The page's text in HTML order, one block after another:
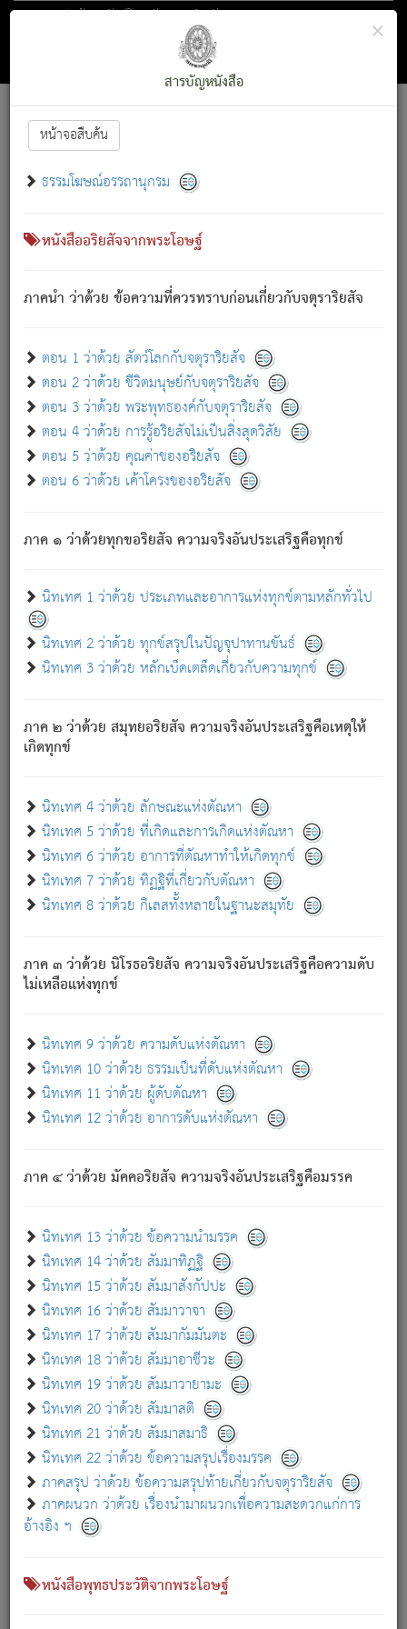
ตอน 1 ว่าด้วย สัตว์โลกกับจตุราริยสัจ
สารบัญ×
สารบัญหนังสือ
หน้าจอสืบค้น
ธรรมโฆษณ์อรรถานุกรม
หนังสืออริยสัจจากพระโอษฐ์
ภาคนำ ว่าด้วย ข้อความที่ควรทราบก่อนเกี่ยวกับจตุราริยสัจ
ตอน 1 ว่าด้วย สัตว์โลกกับจตุราริยสัจ
ตอน 2 ว่าด้วย ชีวิตมนุษย์กับจตุราริยสัจ
ตอน 3 ว่าด้วย พระพุทธองค์กับจตุราริยสัจ
ตอน 4 ว่าด้วย การรู้อริยสัจไม่เป็นสิ่งสุดวิสัย
ตอน 5 ว่าด้วย คุณค่าของอริยสัจ
ตอน 6 ว่าด้วย เค้าโครงของอริยสัจ
ภาค ๑ ว่าด้วยทุกขอริยสัจ ความจริงอันประเสริฐคือทุกข์
นิทเทศ 1 ว่าด้วย ประเภทและอาการแห่งทุกข์ตามหลักทั่วไป
นิทเทศ 2 ว่าด้วย ทุกข์สรุปในปัญจุปาทานขันธ์
นิทเทศ 3 ว่าด้วย หลักเบ็ดเตล็ดเกี่ยวกับความทุกข์
ภาค ๒ ว่าด้วย สมุทยอริยสัจ ความจริงอันประเสริฐคือเหตุให้
เกิดทุกข์
นิทเทศ 4 ว่าด้วย ลักษณะแห่งตัณหา
นิทเทศ 5 ว่าด้วย ที่เกิดและการเกิดแห่งตัณหา
นิทเทศ 6 ว่าด้วย อาการที่ตัณหาทำให้เกิดทุกข์
นิทเทศ 7 ว่าด้วย ทิฏฐิที่เกี่ยวกับตัณหา
นิทเทศ 8 ว่าด้วย กิเลสทั้งหลายในฐานะสมุทัย
ภาค ๓ ว่าด้วย นิโรธอริยสัจ ความจริงอันประเสริฐคือความดับ
ไม่เหลือแห่งทุกข์
นิทเทศ 9 ว่าด้วย ความดับแห่งตัณหา
นิทเทศ 10 ว่าด้วย ธรรมเป็นที่ดับแห่งตัณหา
นิทเทศ 11 ว่าด้วย ผู้ดับตัณหา
นิทเทศ 12 ว่าด้วย อาการดับแห่งตัณหา
ภาค ๔ ว่าด้วย มัคคอริยสัจ ความจริงอันประเสริฐคือมรรค
นิทเทศ 13 ว่าด้วย ข้อความนำมรรค
นิทเทศ 14 ว่าด้วย สัมมาทิฏฐิ
นิทเทศ 15 ว่าด้วย สัมมาสังกัปปะ
นิทเทศ 16 ว่าด้วย สัมมาวาจา
นิทเทศ 17 ว่าด้วย สัมมากัมมันตะ
นิทเทศ 18 ว่าด้วย สัมมาอาชีวะ
นิทเทศ 19 ว่าด้วย สัมมาวายามะ
นิทเทศ 20 ว่าด้วย สัมมาสติ
นิทเทศ 21 ว่าด้วย สัมมาสมาธิ
นิทเทศ 22 ว่าด้วย ข้อความสรุปเรื่องมรรค
ภาคสรุป ว่าด้วย ข้อความสรุปท้ายเกี่ยวกับจตุราริยสัจ
ภาคผนวก ว่าด้วย เรื่องนำมาผนวกเพื่อความสะดวกแก่การ
อ้างอิง ฯ
หนังสือพุทธประวัติจากพระโอษฐ์
Font :15 ]||
สัตว์โลกนี้ เกิดความเดือดร้อนแล้ว มีผัสสะบังหน้า
เขาสำคัญสิ่งใด โดยความเป็นประการใด แต่สิ่งนั้นย่อมเป็น
(ตามที่เป็นจริง) โดยประการอื่นจากที่เขาสำคัญนั้น
สัตว์โลกติดข้องอยู่ในภพ ถูกภพบังหน้าแล้ว มีภพโดยความ
เป็นอย่างอื่น (จากที่มันเป็นอยู่จริง) จึงได้เพลิดเพลินยิ่งนักในภพ
เขาเพลิดเพลินยิ่งนักในสิ่งใด สิ่งนั้นเป็นภัย (ที่เขาไม่รู้จัก)
เขากลัวต่อสิ่งใดสิ่งนั้นเป็นทุกข์
พรหมจรรย์นี้ อันบุคคลย่อมประพฤติ ก็เพื่อการละขาดซึ่ง
ภพ.
สมณะหรือพราหมณ์เหล่าใด กล่าวความหลุดพ้นจากภพว่า
มีได้เพราะภพ เรากล่าวว่า สมณะหรือพราหมณ์ทั้งปวงนั้น
มิใช่ผู้หลดพ้นจากภพ.
ภพ ว่ามีได้เพราะวิภพ[2]: เรากล่าวว่า สมณะหรือพราหมณ์ทั้ง
ปวงนั้น ก็ยังสลัดภพออกไปไม่ได้.
ก็ทุกข์นี้มีขึ้น เพราะอาศัยซึ่งอุปธิทั้งปวง.
เพราะความสิ้นไปแห่งอุปาทานทั้งปวง ความเกิดขึ้นแห่ง
ทุกข์จึงไม่มี.
ท่านจงดูโลกนี้เถิด (จะเห็นว่า) สัตว์ทั้งหลายอันอวิชาหนา
แน่นบังหนาแล้ว; และว่า สัตว์ผู้ยินดีในภพอันเป็นแล้วนั้น ย่อม
อันเป็นไปในที่หรือเวลาทั้งปวง[3]เพื่อความมีแห่งประโยชน์โดย
ประการทั้งปวง; ภพทั้งหลายทั้งหมดนั้น ไม่เที่ยง เป็นทุกข์ มี
ความแปรปรวนเป็นธรรมดา.
อย่างนี้อยู่; เขาย่อมละภวตัณหาได้ และไม่เพลิดเพลินวิภวตัณหา
ด้วย.
ความดับเพราะความสำรอกไม่เหลือ (แห่งภพทั้งหลาย)
เพราะความสิ้นไปแห่งตัณหาโดยประการทั้งปวง นั้นคือ
นิพพาน.
ภพใหม่ย่อมไม่มีแก่ภิกษุนั้น ผู้ดับเย็นสนิทแล้ว เพราะไม่มี
ภิกษุนั้น เป็นผู้ครอบงำมารได้แล้ว ชนะสงครามแล้ว ก้าวล่วง
ภพทั้งหลายทั้งปวงได้แล้ว เป็นผู้คงที่ (คือไม่เปลี่ยนแปลงอีกต่อ
- อุ.ขุ. ๒๕/๑๒๑/๘๔.
(ข้อความนี้ เป็นพระพุทธอุทานที่ทรงเปล่งออก ที่โคนต้นโพธิ์
เป็นที่ตรัสรู้ เมื่อตรัสรู้แล้วได้ 7 วัน)
เกี่ยวกับธรรมโฆษณ์ออนไลน์ (Disclaimer)
แม้ระบบ "ธรรมโฆษณ์ออนไลน์" พยายามปรับปรุงข้อมูลให้ถูกต้องมากที่สุด
ผู้ศึกษาก็พึงตรวจสอบกับตัวเล่มหนังสือต้นฉบับ ที่มีการพิมพ์ครั้งล่าสุด
ก่อนนำข้อมูลไปใช้ในการอ้างอิง"
เกี่ยวกับอัตถจารี|เกี่ยวกับการพัฒนา|แจ้งข้อผิดพลาด / แนะนำ
หนังสือที่เกี่ยวข้อง